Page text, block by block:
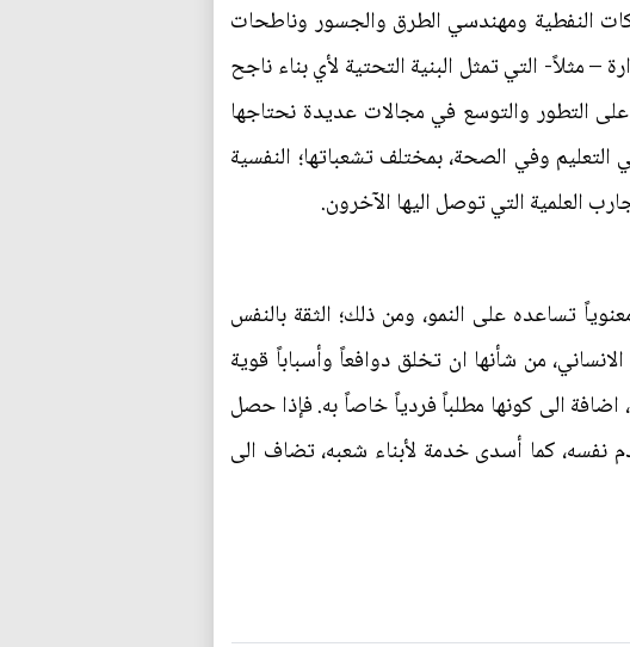
النفطية ومهندسي الطرق والجسور وناطحات
مثلاً- التي تمثل البنية التحتية لأي بناء ناجح
على التطور والتوسع في مجالات عديدة نحتاجها
التعليم وفي الصحة، بمختلف تشعباتها؛ النفسية
العلمية التي توصل اليها الآخرون.
تساعده على النمو، ومن ذلك؛ الثقة بالنفس
من شأنها ان تخلق دوافعاً وأسباباً قوية
اضافة الى كونها مطلباً فردياً خاصاً به. فإذا حصل
نفسه، كما أسدى خدمة لأبناء شعبه، تضاف الى